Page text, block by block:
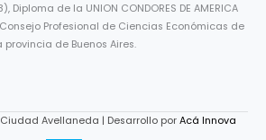
Diploma de la UNION CONDORES DE AMERICA
Profesional de Ciencias Económicas de
provincia de Buenos Aires.
Avellaneda | Desarrollo por Acá Innova